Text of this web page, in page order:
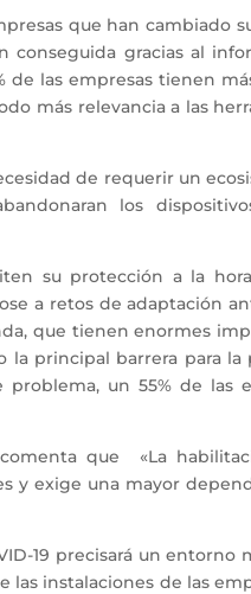
que han cambiado
conseguida gracias al
de las empresas tienen
más relevancia a las
de requerir un
los
su protección a la
a retos de adaptación
que tienen enormes
la principal barrera para
un 55% de las
que «La
y exige una mayor
19 precisará un entorno
las instalaciones de las